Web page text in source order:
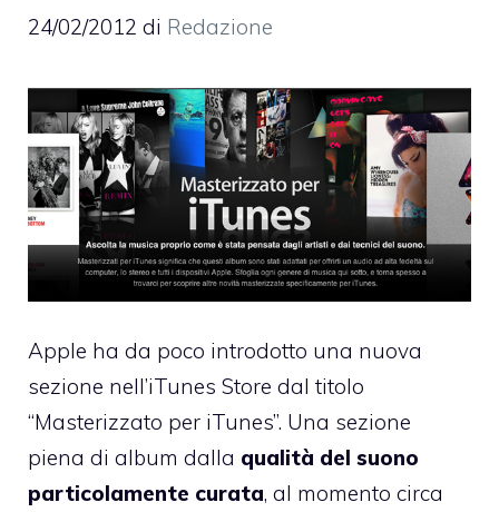
24/02/2012 di Redazione
Apple ha da poco introdotto una nuova
sezione nell’iTunes Store dal titolo
“Masterizzato per iTunes”. Una sezione
piena di album dalla qualità del suono
particolamente curata, al momento circa